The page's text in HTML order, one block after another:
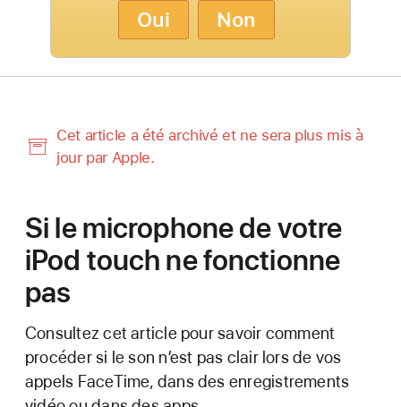
Oui Non
Cet article a été archivé et ne sera plus mis à
jour par Apple.
Si le microphone de votre
iPod touch ne fonctionne
pas
Consultez cet article pour savoir comment
procéder si le son n’est pas clair lors de vos
appels FaceTime, dans des enregistrements